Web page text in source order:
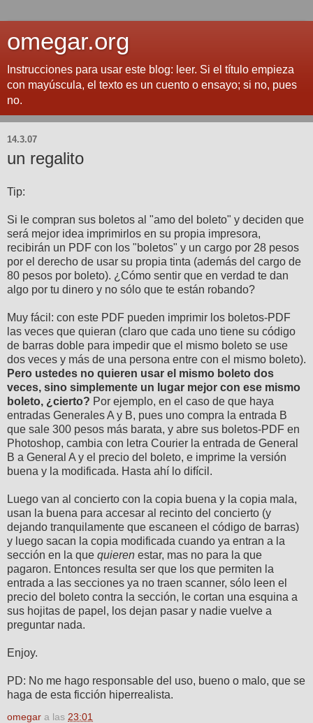
omegar.org
Instrucciones para usar este blog: leer. Si el título empieza
con mayúscula, el texto es un cuento o ensayo; si no, pues
no.
14.3.07
un regalito
Tip:
Si le compran sus boletos al "amo del boleto" y deciden que
será mejor idea imprimirlos en su propia impresora,
recibirán un PDF con los "boletos" y un cargo por 28 pesos
por el derecho de usar su propia tinta (además del cargo de
80 pesos por boleto). ¿Cómo sentir que en verdad te dan
algo por tu dinero y no sólo que te están robando?
Muy fácil: con este PDF pueden imprimir los boletos-PDF
las veces que quieran (claro que cada uno tiene su código
de barras doble para impedir que el mismo boleto se use
dos veces y más de una persona entre con el mismo boleto).
Pero ustedes no quieren usar el mismo boleto dos
veces, sino simplemente un lugar mejor con ese mismo
boleto, ¿cierto? Por ejemplo, en el caso de que haya
entradas Generales A y B, pues uno compra la entrada B
que sale 300 pesos más barata, y abre sus boletos-PDF en
Photoshop, cambia con letra Courier la entrada de General
B a General A y el precio del boleto, e imprime la versión
buena y la modificada. Hasta ahí lo difícil.
Luego van al concierto con la copia buena y la copia mala,
usan la buena para accesar al recinto del concierto (y
dejando tranquilamente que escaneen el código de barras)
y luego sacan la copia modificada cuando ya entran a la
sección en la que quieren estar, mas no para la que
pagaron. Entonces resulta ser que los que permiten la
entrada a las secciones ya no traen scanner, sólo leen el
precio del boleto contra la sección, le cortan una esquina a
sus hojitas de papel, los dejan pasar y nadie vuelve a
preguntar nada.
Enjoy.
PD: No me hago responsable del uso, bueno o malo, que se
haga de esta ficción hiperrealista.
omegar a las 23:01